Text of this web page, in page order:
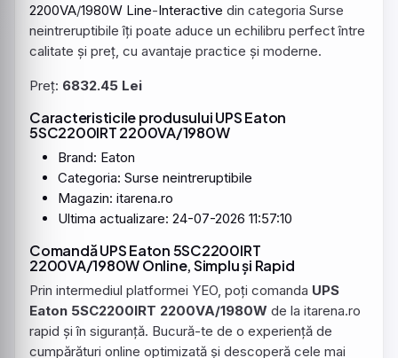
2200VA/1980W Line-Interactive din categoria Surse
neintreruptibile îți poate aduce un echilibru perfect între
calitate și preț, cu avantaje practice și moderne.
Preț: 6832.45 Lei
Caracteristicile produsului UPS Eaton
5SC2200IRT 2200VA/1980W
Brand: Eaton
Categoria: Surse neintreruptibile
Magazin: itarena.ro
Ultima actualizare: 24-07-2026 11:57:10
Comandă UPS Eaton 5SC2200IRT
2200VA/1980W Online, Simplu și Rapid
Prin intermediul platformei YEO, poți comanda UPS
Eaton 5SC2200IRT 2200VA/1980W de la itarena.ro
rapid și în siguranță. Bucură-te de o experiență de
cumpărături online optimizată și descoperă cele mai